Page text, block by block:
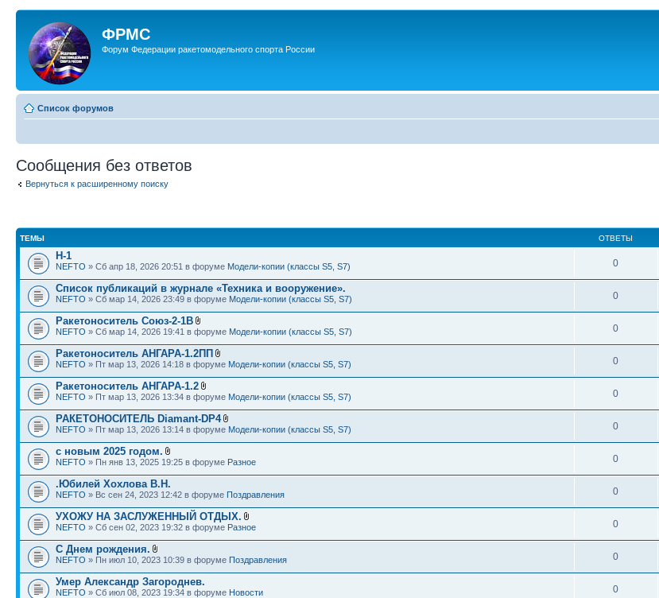
ФРМС
Форум Федерации ракетомодельного спорта России
Список форумов
Сообщения без ответов
Вернуться к расширенному поиску
ТЕМЫ ОТВЕТЫ
Н-1
NEFTO » Сб апр 18, 2026 20:51 в форуме Модели-копии (классы S5, S7) 0
Список публикаций в журнале «Техника и вооружение».
NEFTO » Сб мар 14, 2026 23:49 в форуме Модели-копии (классы S5, S7) 0
Ракетоноситель Союз-2-1В
NEFTO » Сб мар 14, 2026 19:41 в форуме Модели-копии (классы S5, S7) 0
Ракетоноситель АНГАРА-1.2ПП
NEFTO » Пт мар 13, 2026 14:18 в форуме Модели-копии (классы S5, S7) 0
Ракетоноситель АНГАРА-1.2
NEFTO » Пт мар 13, 2026 13:34 в форуме Модели-копии (классы S5, S7) 0
РАКЕТОНОСИТЕЛЬ Diamant-DP4
NEFTO » Пт мар 13, 2026 13:14 в форуме Модели-копии (классы S5, S7) 0
с новым 2025 годом.
NEFTO » Пн янв 13, 2025 19:25 в форуме Разное 0
.Юбилей Хохлова В.Н.
NEFTO » Вс сен 24, 2023 12:42 в форуме Поздравления 0
УХОЖУ НА ЗАСЛУЖЕННЫЙ ОТДЫХ.
NEFTO » Сб сен 02, 2023 19:32 в форуме Разное 0
С Днем рождения.
NEFTO » Пн июл 10, 2023 10:39 в форуме Поздравления 0
Умер Александр Загороднев.
NEFTO » Сб июл 08, 2023 19:34 в форуме Новости 0